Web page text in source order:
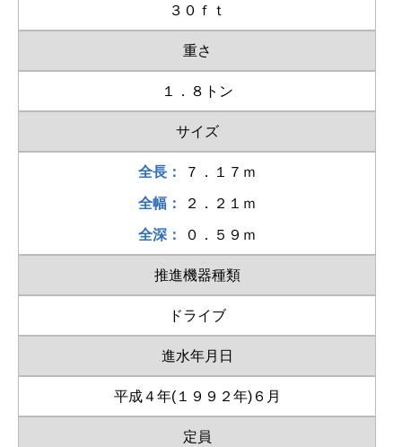
３０ｆｔ
重さ
１．８トン
サイズ
全長： ７．１７ｍ
全幅： ２．２１ｍ
全深： ０．５９ｍ
推進機器種類
ドライブ
進水年月日
平成４年(１９９２年)６月
定員